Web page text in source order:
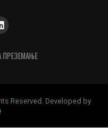
ПРЕЗЕМАЊЕ
Reserved. Developed by